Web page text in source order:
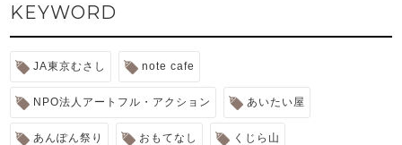
KEYWORD
JA東京むさし note cafe
NPO法人アートフル・アクション あいたい屋
あんぽん祭り おもてなし くじら山